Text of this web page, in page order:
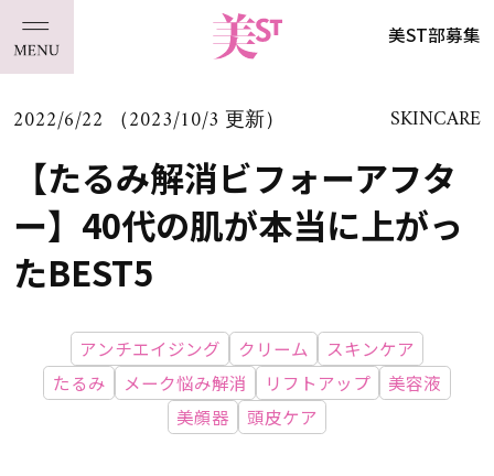
美ST部募集
2022/6/22 （2023/10/3 更新） SKINCARE
【たるみ解消ビフォーアフタ
ー】40代の肌が本当に上がっ
たBEST5
アンチエイジング クリーム
スキンケア
たるみ
メーク悩み解消 リフトアップ
美容液
美顔器
頭皮ケア